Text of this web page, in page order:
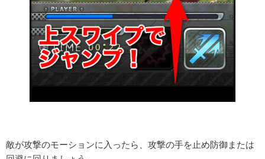
敵が攻撃のモーションに入ったら、攻撃の手を止め防御または